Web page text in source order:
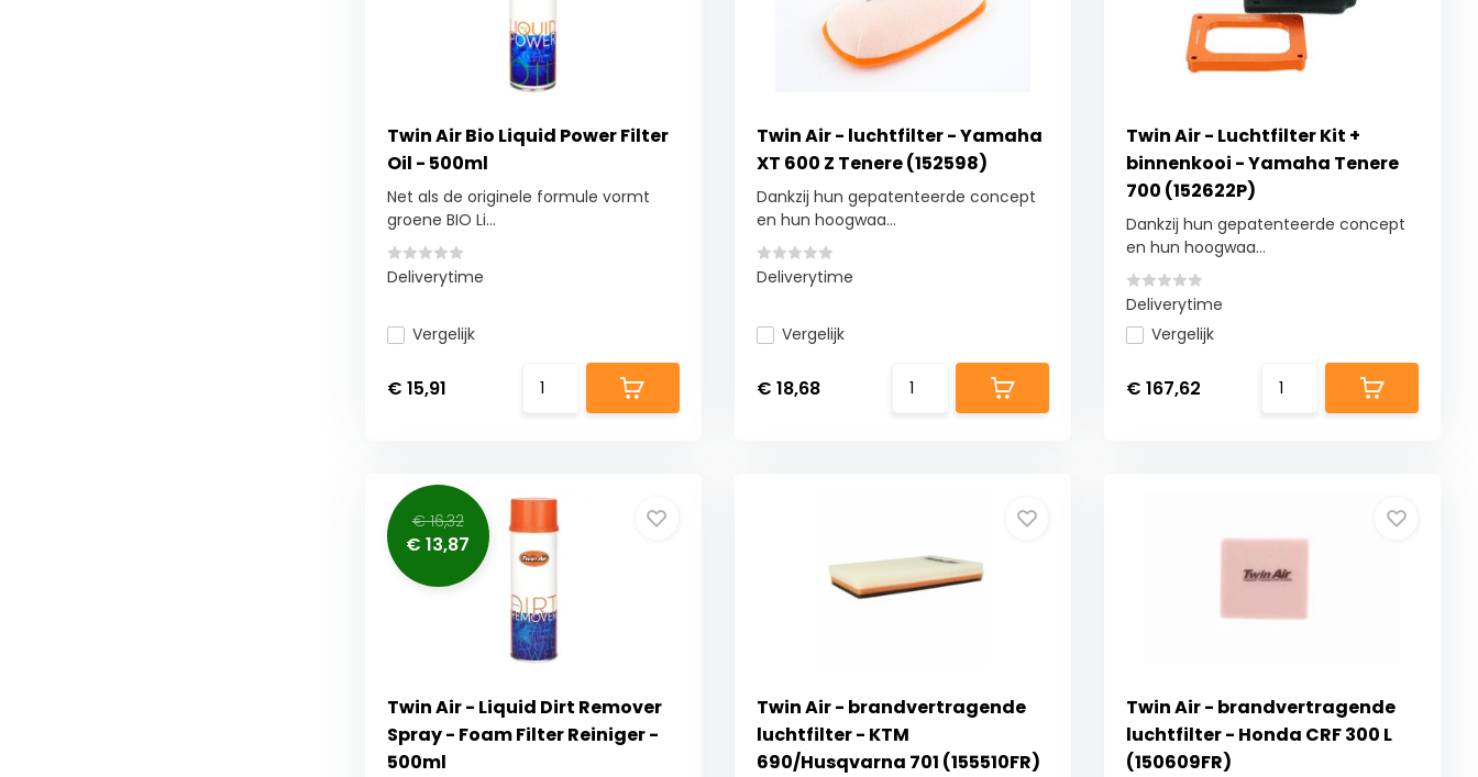
Twin Air Bio Liquid Power Filter
Oil - 500ml
Net als de originele formule vormt
groene BIO Li...
Deliverytime
Vergelijk
€ 15,91
Twin Air - luchtfilter - Yamaha
XT 600 Z Tenere (152598)
Dankzij hun gepatenteerde concept
en hun hoogwaa...
Deliverytime
Vergelijk
€ 18,68
Twin Air - Luchtfilter Kit +
binnenkooi - Yamaha Tenere
700 (152622P)
Dankzij hun gepatenteerde concept
en hun hoogwaa...
Deliverytime
Vergelijk
€ 167,62
€ 16,32
€ 13,87
Twin Air - Liquid Dirt Remover
Spray - Foam Filter Reiniger -
500ml
Twin Air - brandvertragende
luchtfilter - KTM
690/Husqvarna 701 (155510FR)
Twin Air - brandvertragende
luchtfilter - Honda CRF 300 L
(150609FR)